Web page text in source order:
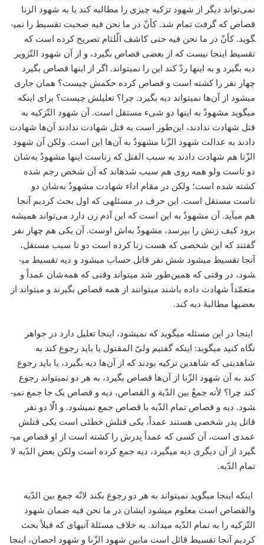
نمی‌تواند دیگر از شهود تزکیه چیزی را مطالبه کند یا به شهود الزنا
قصاص که گرفت تمام شد. کأنّ در ما نحن فیه صحبت تقسیط را نمی­
گوید. کأنّ در ما نحن فیه حتی کاشف الّلثام تصریح کرده است که
تقسیط اینجا نیست که از بعضی قصاص بگیرد، و از آن شهود التّزویر
دیه بگیرد و به اینها ردّ کند این را نمی­تواند. اگر از اینها قصاص بگیرد
چهار نفر را کشته است و قصاص كرده حكمش چیست؟ همان جاری
می­شود از آن‌ها نمی­تواند دیه بگیرد. چرا؟ تعلیلش چیست؟ برای اینکه
می­گوید مشهودٌ به اینها دو شیء مستقل است. آن شهود التّزکیه به
قتل شهادت ندادند، این‌طور است به قتل شهادت ندادند آن‌ها شهادت
دادند به عدالت شهود الزّنا مشهودٌ به آن‌ها این است. ولکن آن شهود
الزّنا هم شهادت دادند به سبب القتل که زناست اینها مشهودٌ به‌شان
دو تاست ولو همه روی هم سبب شده­اند که آن شخص رجم شده
کشته شده است؛ ولکن در مقام اداء شهادت مشهودٌ به‌شان دو
تاست مستقل است. این حرف در مسئله­ی که اول بحث کردیم آنجا
هم می­آید. آن مشهودٌ به این است که این آدم زن دارد می‌تواند همیشه
برود کیف زنش را بپرسد، مشهودٌ به‌اش اوست. آن یکی هم چهار نفر
گفتند که این شخصی که هست زنا کرده است دو تا سبب مستقل،
آنجا تقسیط می­شود شش نفر قاتل حساب می­شود و دیه تقسیط می­
شود، در وقتی که همین‌طور شد می­تواند وقتی که همه‌شان عمداً و
متعمّداً شهادت داده باشند می­توانند از همه قصاص بگیرند و می­تواند از
بعضی­ها مطالبۀ دیه کند.
اینجا در این مسئله می­گوید که نمی­شود، اینجا تعلیل دارد در جواهر
نگاه کنید می­گوید: اینکه گفتیم ولیّ المقتول یا باید رجوع کند به
شاهدینی که شاهدین تزکیه بودند که از آن‌ها دیه بگیرد، یا باید رجوع
کند به آن شهود الزّنا از آن‌ها قصاص بگیرد، به هر دو نمی­تواند رجوع
کند چرا؟ لأنه جمعٌ بین الدّیة و القصاص، دیه و قصاص یک جا جمع نمی­
شود. دیه و قصاص تمام الدّیه با قصاص جمع نمی­شود. و الّا دو نفر
قاتل پدر شخصی هستند عمداً، یکی قتلش خطئی است یکی قتلش
عمدی است، آن کسی که عمداً پدرش را کشته است از او قصاص می­
گیرد از آن دیگری دیه می­گیرد، دیه جمع کرده است ولکن بعض الدّیه لا
تمام الدّیه.
اینکه اینجا می­گوید نمی­تواند به هر دو رجوع بکند لانّه جمع بین الدّیه
والقصاص است معلوم می­شود ایشان در ما نحن فیه ضمان شهود
التّزکیه را به تمام الدّیه می­داند. به خلاف مسئلۀ آتیه­ای که قبلاً بحث
کردیم آنجا تقسیط قائل است مابین شهود الزّنا و شهود احصان، اینجا